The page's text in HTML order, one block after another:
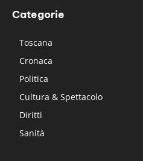
Categorie
Toscana
Cronaca
Politica
Cultura & Spettacolo
Diritti
Sanità